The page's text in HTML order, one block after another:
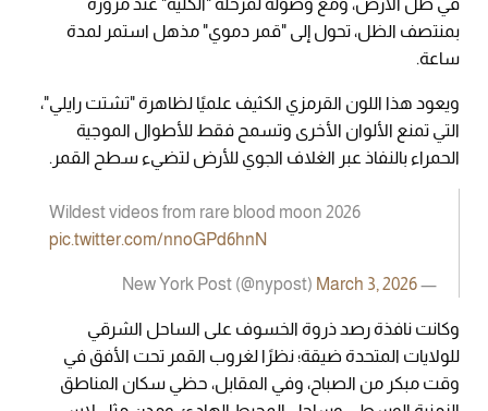
بمنتصف الظل، تحول إلى "قمر دموي" مذهل استمر لمدة
ساعة.
ويعود هذا اللون القرمزي الكثيف علميًا لظاهرة "تشتت رايلي"،
التي تمنع الألوان الأخرى وتسمح فقط للأطوال الموجية
الحمراء بالنفاذ عبر الغلاف الجوي للأرض لتضيء سطح القمر.
Wildest videos from rare blood moon 2026
pic.twitter.com/nnoGPd6hnN
— New York Post (@nypost)
March 3, 2026
وكانت نافذة رصد ذروة الخسوف على الساحل الشرقي
للولايات المتحدة ضيقة؛ نظرًا لغروب القمر تحت الأفق في
وقت مبكر من الصباح، وفي المقابل، حظي سكان المناطق